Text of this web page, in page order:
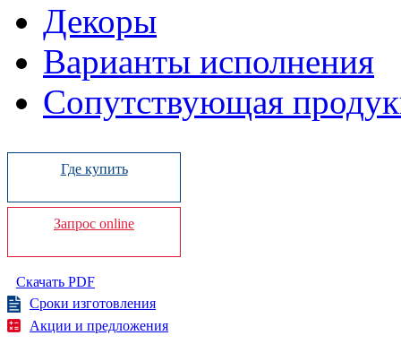
Декоры
Варианты исполнения
Сопутствующая
Где купить
Запрос online
Скачать PDF
Сроки изготовления
Акции и предложения